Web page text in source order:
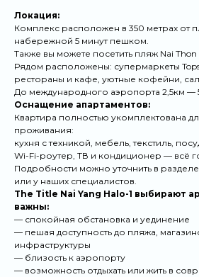
Локация:
Комплекс расположен в 350 метрах от
набережной 5 минут пешком.
Также вы можете посетить пляж Nai Thon
Рядом расположены: супермаркеты
рестораны и кафе, уютные кофейни,
До международного аэропорта 2,5км —
Оснащение апартаментов:
Квартира полностью укомплектована
проживания:
кухня с техникой, мебель, текстиль,
Wi-Fi-роутер, ТВ и кондиционер — всё
Подробности можно уточнить в
или у наших специалистов.
The Title Nai Yang Halo-1 выбирают
важны:
— спокойная обстановка и уединение
— пешая доступность до пляжа,
инфраструктуры
— близость к аэропорту
— возможность отдыхать или жить в